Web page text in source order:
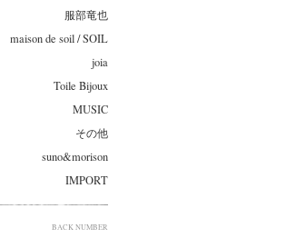
服部竜也
maison de soil / SOIL
joia
Toile Bijoux
MUSIC
その他
suno&morison
IMPORT
BACK NUMBER